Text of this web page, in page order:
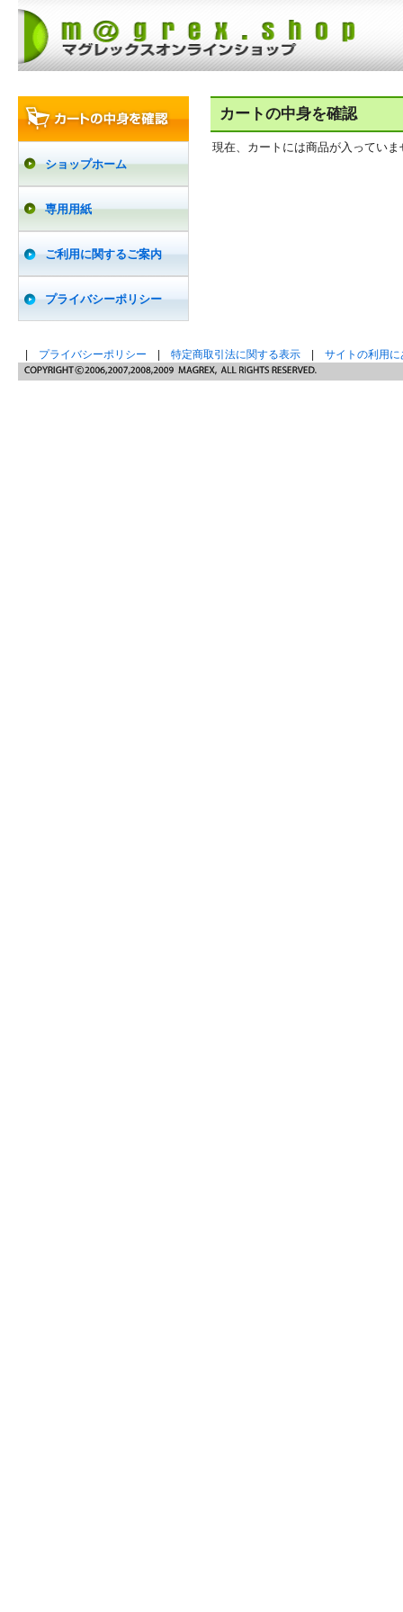
ショップホーム
専用用紙
ご利用に関するご案内
プライバシーポリシー
カートの中身を確認
現在、カートには商品が入っていま
プライバシーポリシー 特定商取引法に関する表示 サイトの利用に